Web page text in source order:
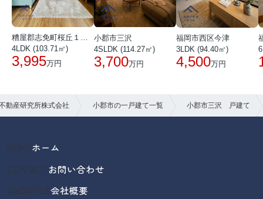
4LDK (103.71㎡)
3,995万円
小郡市三沢
4SLDK (114.27㎡)
3,700万円
福岡市西区今津
3LDK (94.40㎡)
4,500万円
動産研究所株式会社 小郡市の一戸建て一覧 小郡市三沢 戸建て
HOMEホーム
CONTACTお問い合わせ
ABOUT US会社概要